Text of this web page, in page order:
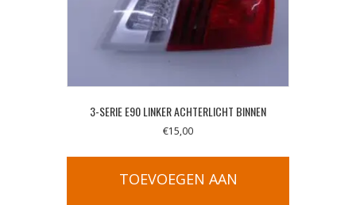
3-SERIE E90 LINKER ACHTERLICHT BINNEN
€15,00
TOEVOEGEN AAN